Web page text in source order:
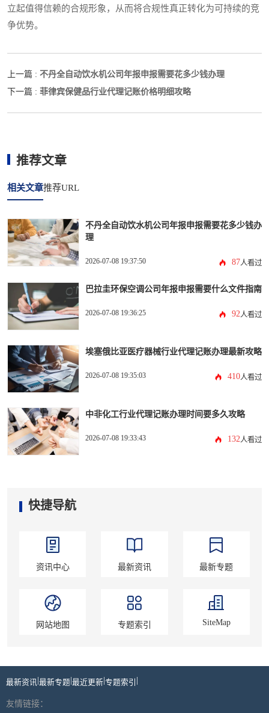
立起值得信赖的合规形象，从而将合规性真正转化为可持续的竞
争优势。
上一篇 : 不丹全自动饮水机公司年报申报需要花多少钱办理
下一篇 : 菲律宾保健品行业代理记账价格明细攻略
推荐文章
相关文章推荐URL
不丹全自动饮水机公司年报申报需要花多少钱办
理
2026-07-08 19:37:50 87人看过
巴拉圭环保空调公司年报申报需要什么文件指南
2026-07-08 19:36:25 92人看过
埃塞俄比亚医疗器械行业代理记账办理最新攻略
2026-07-08 19:35:03 410人看过
中非化工行业代理记账办理时间要多久攻略
2026-07-08 19:33:43 132人看过
快捷导航
资讯中心 最新资讯 最新专题
网站地图 专题索引 SiteMap
最新资讯 最新专题 最近更新 专题索引
友情链接：